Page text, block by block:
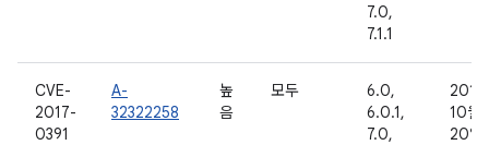
7.0,
7.1.1
CVE-
2017-
0391
A-
32322258
높
음
모두
6.0,
6.0.1,
7.0,
2016
10월
20일